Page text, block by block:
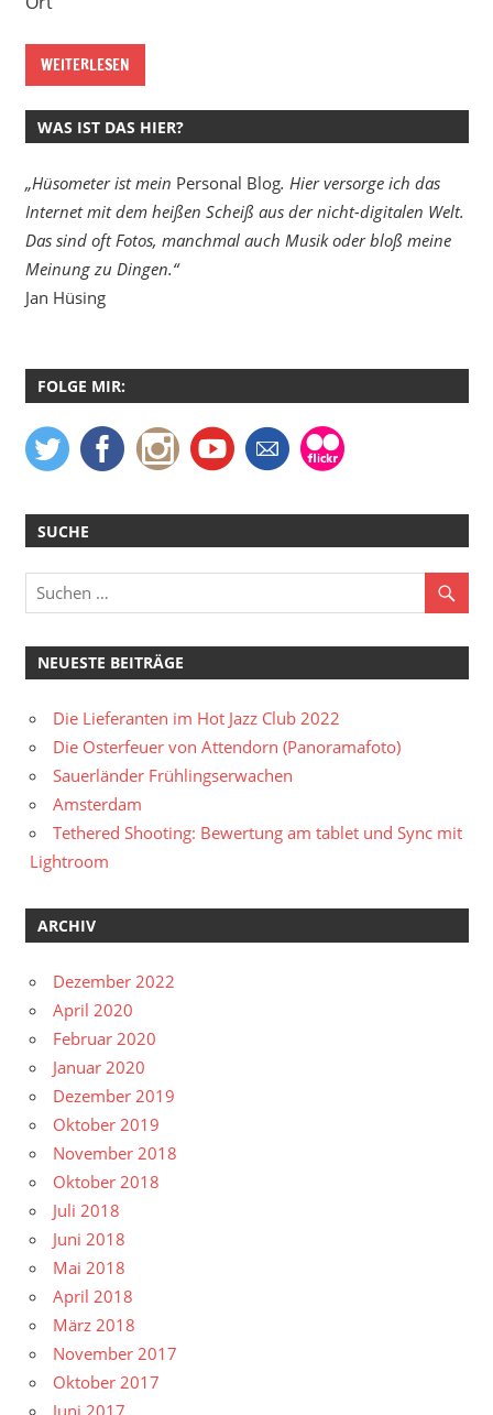
WEITERLESEN
WAS IST DAS HIER?
„Hüsometer ist mein Personal Blog. Hier versorge ich das
Internet mit dem heißen Scheiß aus der nicht-digitalen Welt.
Das sind oft Fotos, manchmal auch Musik oder bloß meine
Meinung zu Dingen.“
Jan Hüsing
FOLGE MIR:
SUCHE
NEUESTE BEITRÄGE
Die Lieferanten im Hot Jazz Club 2022
Die Osterfeuer von Attendorn (Panoramafoto)
Sauerländer Frühlingserwachen
Amsterdam
Tethered Shooting: Bewertung am tablet und Sync mit
Lightroom
ARCHIV
Dezember 2022
April 2020
Februar 2020
Januar 2020
Dezember 2019
Oktober 2019
November 2018
Oktober 2018
Juli 2018
Juni 2018
Mai 2018
April 2018
März 2018
November 2017
Oktober 2017